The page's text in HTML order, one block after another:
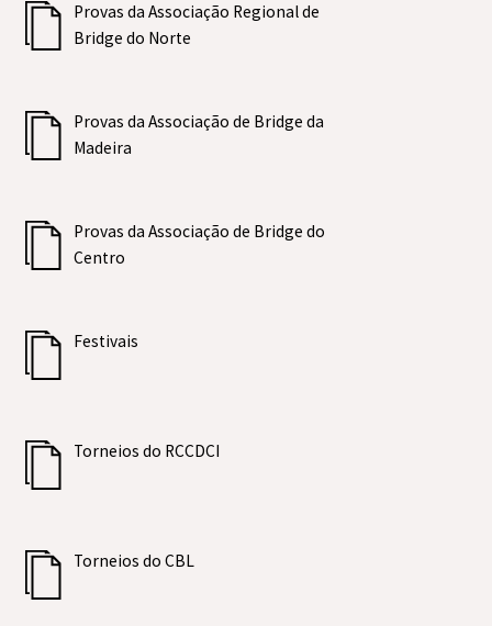
Provas da Associação Regional de
Bridge do Norte
Provas da Associação de Bridge da
Madeira
Provas da Associação de Bridge do
Centro
Festivais
Torneios do RCCDCI
Torneios do CBL